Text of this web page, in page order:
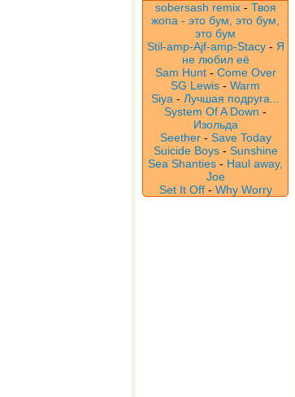
sobersash remix- Твоя
жопа - это бум, это бум,
это бум
Stil-amp-Ajf-amp-Stacy- Я
не любил её
Sam Hunt- Come Over
SG Lewis - Warm
Siya - Лучшая подруга...
System Of A Down -
Изольда
Seether- Save Today
Suicide Boys- Sunshine
Sea Shanties - Haul away,
Joe
Set It Off- Why Worry